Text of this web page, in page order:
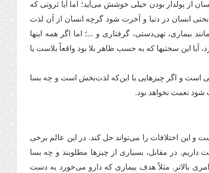
از پولدار بودن خیلی خوشش می‌آید؛ اما آیا ثروتی که
انسان در دنیا و آخرت شود گرچه انسان از آن لذت
بیماری، تهی‌دستی، گرفتاری و ...؛ اما اگر همه اینها
این سختیها که به حسب ظاهر بلا بود واقعاً بلاست یا
است و اگر چیزهایی با این‌که لذت‌بخش است و چه بسا
شود نعمت نخواهد بود.
و این اختلافات را می‌تواند حل کند. در این عالم برخی
در مقابل، بسیاری از چیزها مطلوبند و چه بسا
بالاتر. مثلاً هدف بیماری که دارو می‌خورد به دست